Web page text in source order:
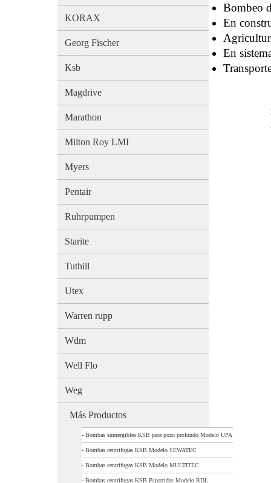
KORAX
Georg Fischer
Ksb
Magdrive
Marathon
Milton Roy LMI
Myers
Pentair
Ruhrpumpen
Starite
Tuthill
Utex
Warren rupp
Wdm
Well Flo
Weg
Más Productos
- Bombas sumergibles KSB para pozo profundo Modelo UPA
- Bombas centrifugas KSB Modelo SEWATEC
- Bombas centrifugas KSB Modelo MULTITEC
- Bombas centrifugas KSB Bipartidas Modelo RDL
Bombeo
En
En